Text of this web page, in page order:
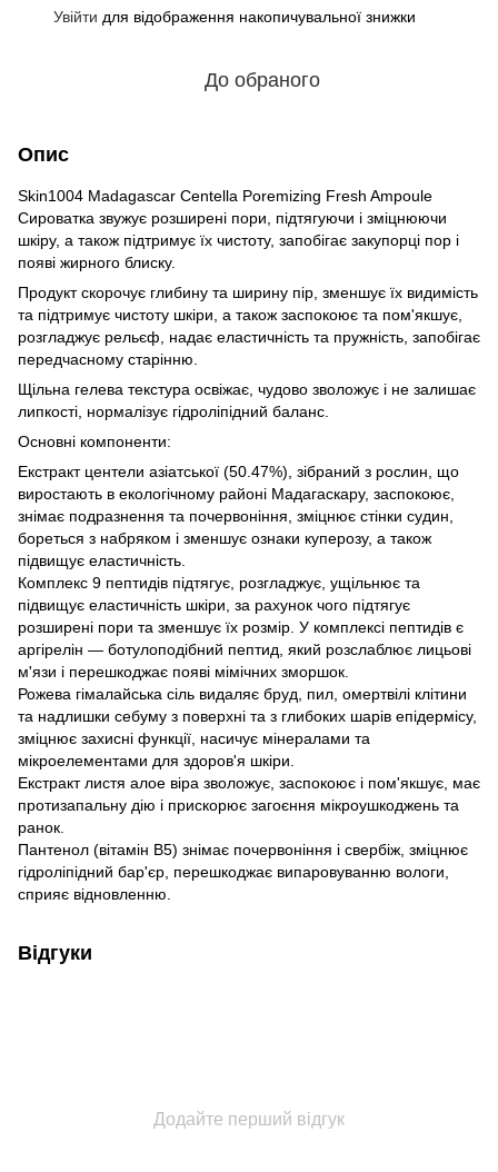
Увійти для відображення накопичувальної знижки
До обраного
Опис
Skin1004 Madagascar Centella Poremizing Fresh Ampoule
Сироватка звужує розширені пори, підтягуючи і зміцнюючи
шкіру, а також підтримує їх чистоту, запобігає закупорці пор і
появі жирного блиску.
Продукт скорочує глибину та ширину пір, зменшує їх видимість
та підтримує чистоту шкіри, а також заспокоює та пом'якшує,
розгладжує рельєф, надає еластичність та пружність, запобігає
передчасному старінню.
Щільна гелева текстура освіжає, чудово зволожує і не залишає
липкості, нормалізує гідроліпідний баланс.
Основні компоненти:
Екстракт центели азіатської (50.47%), зібраний з рослин, що
виростають в екологічному районі Мадагаскару, заспокоює,
знімає подразнення та почервоніння, зміцнює стінки судин,
бореться з набряком і зменшує ознаки куперозу, а також
підвищує еластичність.
Комплекс 9 пептидів підтягує, розгладжує, ущільнює та
підвищує еластичність шкіри, за рахунок чого підтягує
розширені пори та зменшує їх розмір. У комплексі пептидів є
аргірелін — ботулоподібний пептид, який розслаблює лицьові
м'язи і перешкоджає появі мімічних зморшок.
Рожева гімалайська сіль видаляє бруд, пил, омертвілі клітини
та надлишки себуму з поверхні та з глибоких шарів епідермісу,
зміцнює захисні функції, насичує мінералами та
мікроелементами для здоров'я шкіри.
Екстракт листя алое віра зволожує, заспокоює і пом'якшує, має
протизапальну дію і прискорює загоєння мікроушкоджень та
ранок.
Пантенол (вітамін B5) знімає почервоніння і свербіж, зміцнює
гідроліпідний бар'єр, перешкоджає випаровуванню вологи,
сприяє відновленню.
Відгуки
Додайте перший відгук